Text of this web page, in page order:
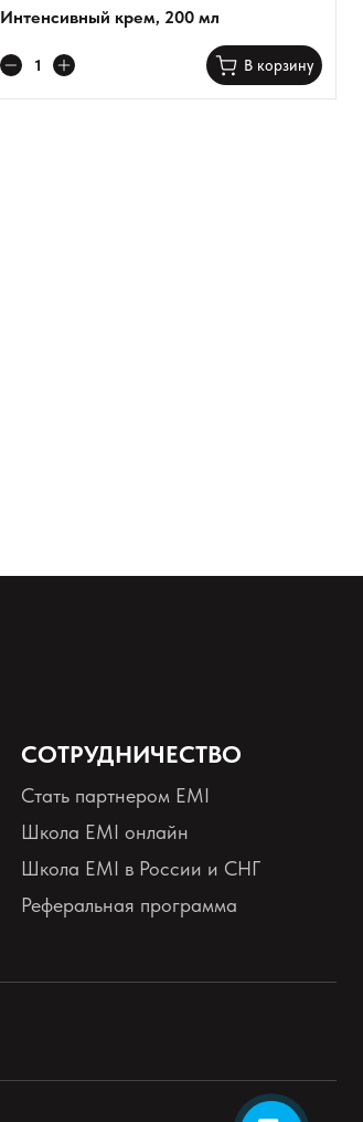
Интенсивный крем, 200 мл
В корзину
СОТРУДНИЧЕСТВО
Стать партнером EMI
Школа EMI онлайн
Школа EMI в России и СНГ
Реферальная программа